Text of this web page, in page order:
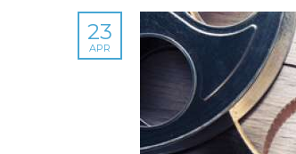
23
APR